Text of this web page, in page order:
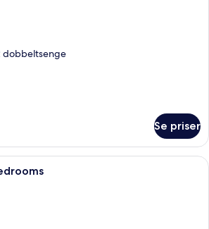
dobbeltsenge
Se priser
Et traditionelt hus med